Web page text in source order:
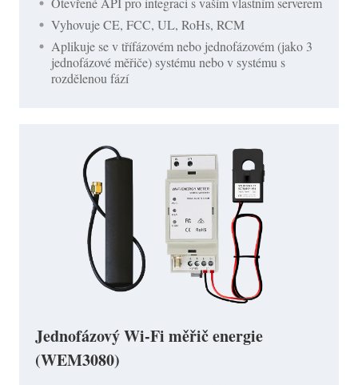
Vyhovuje CE, FCC, UL, RoHs, RCM
Aplikuje se v třífázovém nebo jednofázovém (jako 3
jednofázové měřiče) systému nebo v systému s
rozdělenou fází
Jednofázový Wi-Fi měřič energie
(WEM3080)